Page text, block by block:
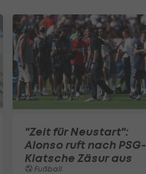
"Zeit für Neustart":
Alonso ruft nach PSG-
Klatsche Zäsur aus
Fußball